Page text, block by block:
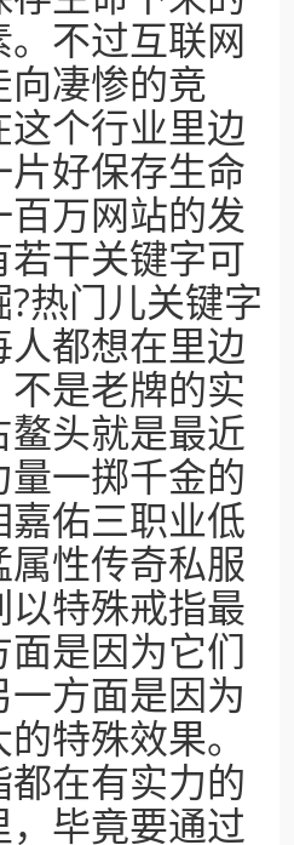
不过互联网
凄惨的竞
个行业里边
好保存生命
万网站的发
干关键字可
热门儿关键字
都想在里边
不是老牌的实
头就是最近
一掷千金的
佑三职业低
性传奇私服
特殊戒指最
是因为它们
方面是因为
特殊效果。
在有实力的
毕竟要通过